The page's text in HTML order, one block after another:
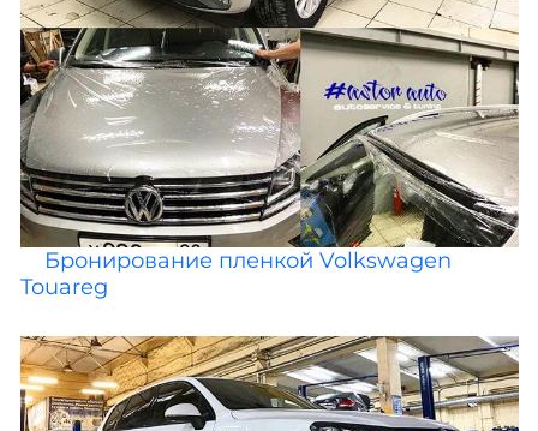
Бронирование пленкой Volkswagen
Touareg